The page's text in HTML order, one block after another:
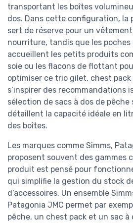
transportant les boîtes
dos. Dans cette configuration, la
sert de réserve pour un
nourriture, tandis que les poches
accueillent les petits produits
soie ou les flacons de flottant
optimiser ce trio gilet, chest
s’inspirer des recommandations
sélection de sacs à dos de pêche
détaillent la capacité idéale en
des boîtes.
Les marques comme Simms,
proposent souvent des gammes
produit est pensé pour
qui simplifie la gestion du stock
d’accessoires. Un ensemble
Patagonia JMC permet par
pêche, un chest pack et un sac à